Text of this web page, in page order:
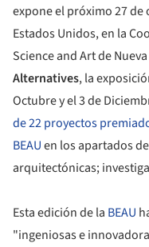
expone el próximo 27
Estados Unidos, en la
Science and Art de
Alternatives, la
Octubre y el 3 de
de 22 proyectos
BEAUen los apartados
arquitectónicas;
Esta edición de la BEAU
"ingeniosas e